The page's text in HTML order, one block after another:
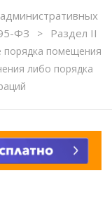
ФЗ
> Раздел II
порядка помещения
либо порядка